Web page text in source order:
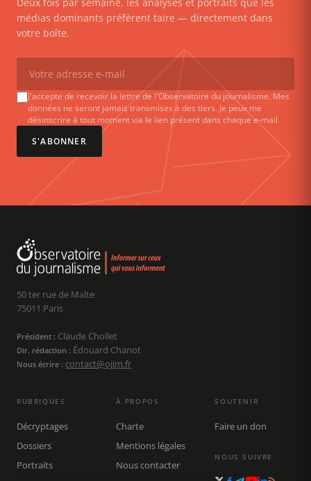
médias dominants préfèrent taire — directement dans
votre boîte.
J'accepte de recevoir la lettre de l'Observatoire du journalisme. Mes
données ne seront jamais transmises à des tiers. Je peux me
désinscrire à tout moment via le lien présent dans chaque e-mail.
S'ABONNER
50 ter rue de Malte
75011 Paris
Président : Claude Chollet
Dir. rédaction : Édouard Chanot
Nous écrire : contact@ojim.fr
RUBRIQUES
Décryptages
Dossiers
Portraits
À PROPOS
Charte
Mentions légales
Nous contacter
SOUTENIR
Faire un don
NOUS SUIVRE